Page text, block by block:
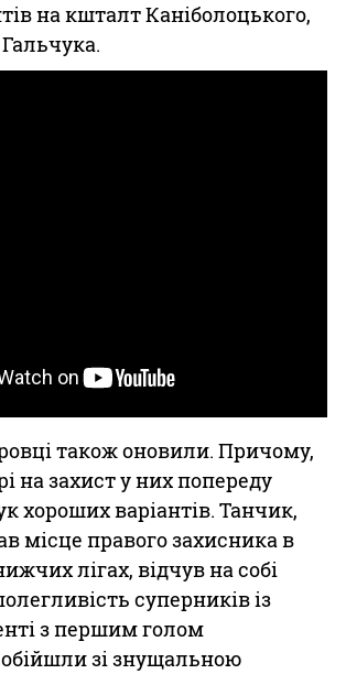
на кшталт Каніболоцького,
також оновили. Причому,
на захист у них попереду
хороших варіантів. Танчик,
місце правого захисника в
лігах, відчув на собі
суперників із
з першим голом
зі знущальною